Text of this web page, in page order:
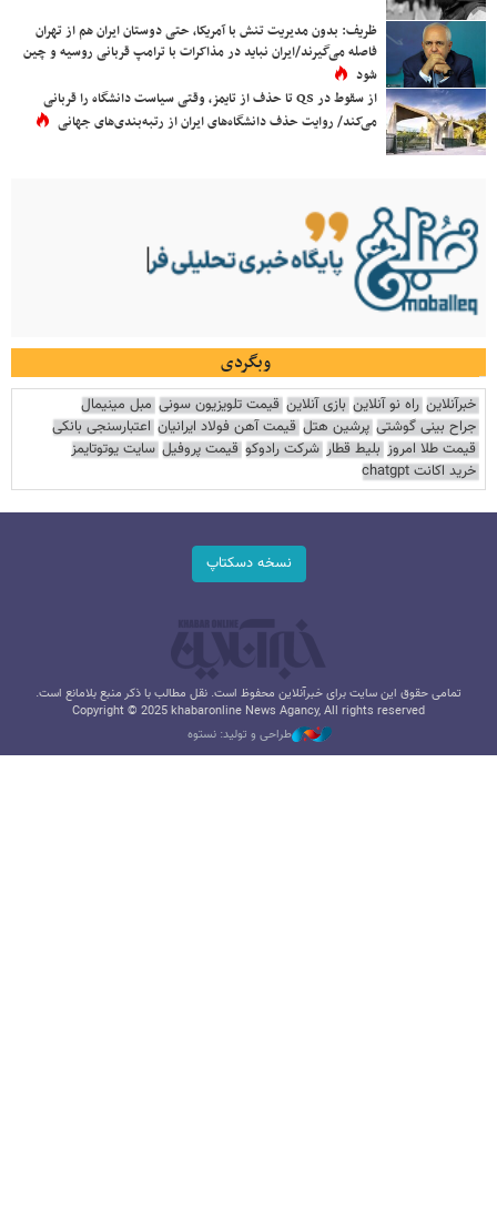
ظریف: بدون مدیریت تنش با آمریکا، حتی دوستان ایران هم از تهران
فاصله می‌گیرند/ایران نباید در مذاکرات با ترامپ قربانی روسیه و چین
شود
از سقوط در QS تا حذف از تایمز، وقتی سیاست دانشگاه را قربانی
می‌کند/ روایت حذف دانشگاه‌های ایران از رتبه‌بندی‌های جهانی
وبگردی
خبرآنلاین راه نو آنلاین بازی آنلاین قیمت تلویزیون سونی مبل مینیمال
جراح بینی گوشتی پرشین هتل قیمت آهن فولاد ایرانیان اعتبارسنجی بانکی
قیمت طلا امروز بلیط قطار شرکت رادوکو قیمت پروفیل سایت یوتوتایمز
خرید اکانت chatgpt
نسخه دسکتاپ
تمامی حقوق این سایت برای خبرآنلاین محفوظ است. نقل مطالب با ذکر منبع بلامانع است.
Copyright © 2025 khabaronline News Agancy, All rights reserved
طراحی و تولید: نستوه